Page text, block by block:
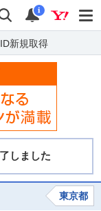
検索 通知
i
ID新規取得
東京都